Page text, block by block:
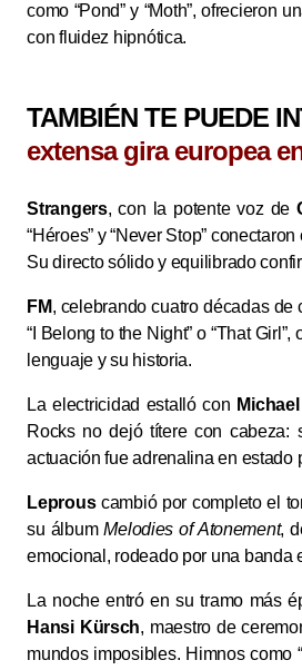
como “Pond” y “Moth”, ofrecieron
con fluidez hipnótica.
TAMBIÉN TE PUEDE
extensa gira europea
Strangers, con la potente voz de
“Héroes” y “Never Stop”
Su directo sólido y equilibrado
FM, celebrando cuatro décadas
“I Belong to the Night” o “That
lenguaje y su historia.
La electricidad estalló con
Rocks no dejó títere con cabeza:
actuación fue adrenalina en estado
Leprouscambió por completo el
su álbumMelodies of Atonement,
emocional, rodeado por una banda
La noche entró en su tramo más
Hansi Kürsch, maestro de
mundos imposibles. Himnos como